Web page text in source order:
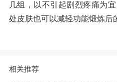
几组，以不引起剧烈疼痛为
处皮肤也可以减轻功能锻炼后
相关推荐